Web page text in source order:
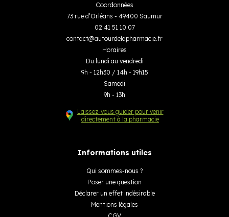
Coordonnées
73 rue d’Orléans - 49400 Saumur
02 41 51 10 07
contact@autourdelapharmacie.fr
Horaires
Du lundi au vendredi
9h - 12h30 / 14h - 19h15
Samedi
9h - 13h
Laissez-vous guider pour venir
directement à la pharmacie
Informations utiles
Qui sommes-nous ?
Poser une question
Déclarer un effet indésirable
Mentions légales